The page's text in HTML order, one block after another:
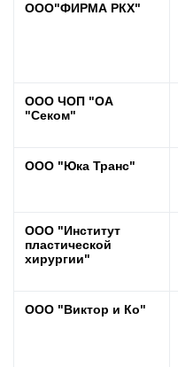
ООО"ФИРМА РКХ"
ООО ЧОП "ОА
"Секом"
ООО "Юка Транс"
ООО "Институт
пластической
хирургии"
ООО "Виктор и Ко"